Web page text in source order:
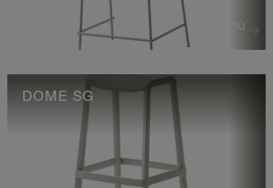
VEDI DI PIÙ
DOME SG